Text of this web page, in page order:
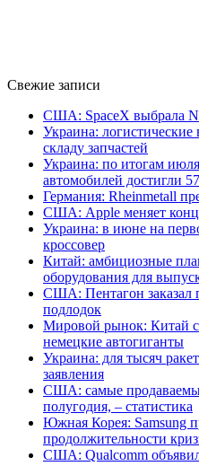
Свежие записи
США: SpaceX выбрала
Украина:
складу запчастей
Украина: по итогам
автомобилей достигли
Германия: Rheinmetall
США: Apple меняет
Украина: в июне на
кроссовер
Китай: амбициозные
оборудования для
США: Пентагон заказал
подлодок
Мировой рынок: Китай
немецкие автогиганты
Украина: для тысяч
заявления
США: самые
полугодия, – статистика
Южная Корея: Samsung
продолжительности
США: Qualcomm